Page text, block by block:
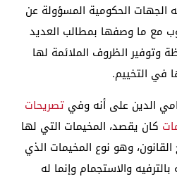
الجهات الحكومية المسؤولة عن
مع ما وصفها بمطالب العديد
وتوفير الظروف الملائمة لها
في التخييم.
الدين على أنه وفيتصريحات
كان يقصد، المخيمات التي لها
وهو نوع المخيمات الذي
والاستجمام وإنما له